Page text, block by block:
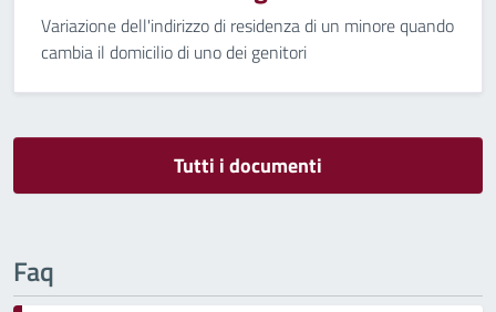
Variazione dell'indirizzo di residenza di un minore quando
cambia il domicilio di uno dei genitori
Tutti i documenti
Faq